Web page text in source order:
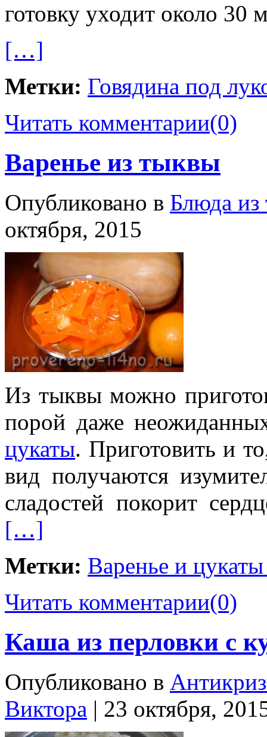
готовку уходит около 30
[…]
Метки: Говядина под
Читать комментарии(0)
Варенье из тыквы
Опубликовано в Блюда
октября, 2015
Из тыквы можно
порой даже
цукаты. Приготовить и
вид получаются
сладостей покорит
[…]
Метки: Варенье и
Читать комментарии(0)
Каша из перловки с
Опубликовано в
Виктора | 23 октября,